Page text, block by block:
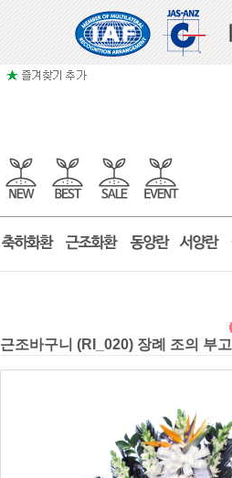
근조바구니 (RI_020) 장례 조의 부